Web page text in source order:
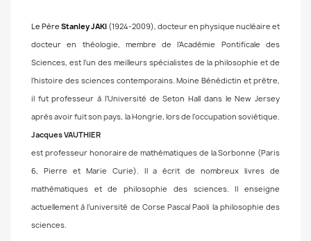
Le Père Stanley JAKI (1924-2009), docteur en physique nucléaire et
docteur en théologie, membre de l’Académie Pontificale des
Sciences, est l’un des meilleurs spécialistes de la philosophie et de
l’histoire des sciences contemporains. Moine Bénédictin et prêtre,
il fut professeur à l’Université de Seton Hall dans le New Jersey
après avoir fuit son pays, la Hongrie, lors de l’occupation soviétique.
Jacques VAUTHIER
est professeur honoraire de mathématiques de la Sorbonne (Paris
6, Pierre et Marie Curie). Il a écrit de nombreux livres de
mathématiques et de philosophie des sciences. Il enseigne
actuellement à l’université de Corse Pascal Paoli la philosophie des
sciences.